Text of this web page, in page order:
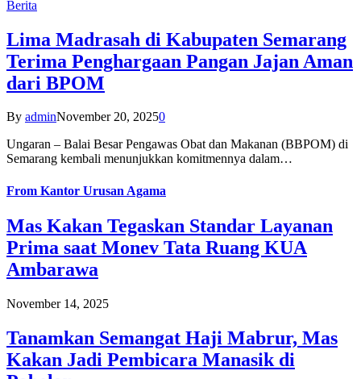
Berita
Lima Madrasah di Kabupaten Semarang
Terima Penghargaan Pangan Jajan Aman
dari BPOM
By adminNovember 20, 20250
Ungaran – Balai Besar Pengawas Obat dan Makanan (BBPOM) di
Semarang kembali menunjukkan komitmennya dalam…
From Kantor Urusan Agama
Mas Kakan Tegaskan Standar Layanan
Prima saat Monev Tata Ruang KUA
Ambarawa
November 14, 2025
Tanamkan Semangat Haji Mabrur, Mas
Kakan Jadi Pembicara Manasik di